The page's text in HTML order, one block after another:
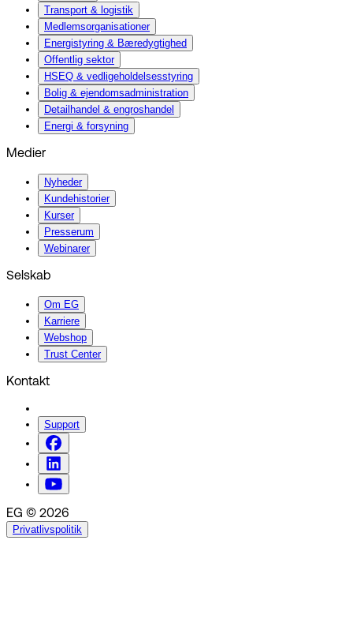
Transport & logistik
Medlemsorganisationer
Energistyring & Bæredygtighed
Offentlig sektor
HSEQ & vedligeholdelsesstyring
Bolig & ejendomsadministration
Detailhandel & engroshandel
Energi & forsyning
Medier
Nyheder
Kundehistorier
Kurser
Presserum
Webinarer
Selskab
Om EG
Karriere
Webshop
Trust Center
Kontakt
Support
EG © 2026
Privatlivspolitik